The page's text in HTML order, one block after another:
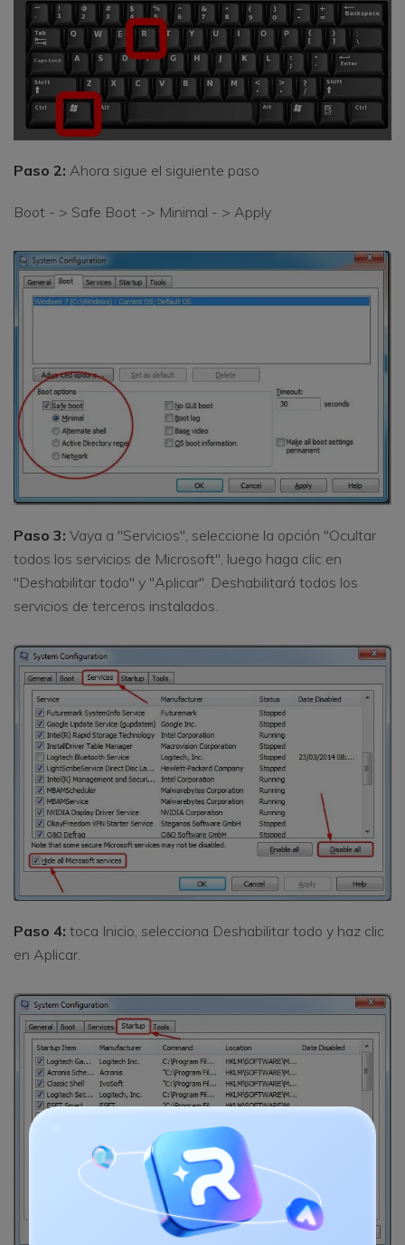
Paso 2: Ahora sigue el siguiente paso
Boot - > Safe Boot -> Minimal - > Apply
Paso 3: Vaya a "Servicios", seleccione la opción "Ocultar
todos los servicios de Microsoft", luego haga clic en
"Deshabilitar todo" y "Aplicar". Deshabilitará todos los
servicios de terceros instalados.
Paso 4: toca Inicio, selecciona Deshabilitar todo y haz clic
en Aplicar.